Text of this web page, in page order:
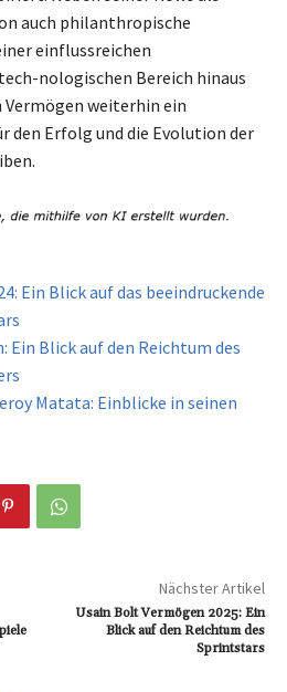
auch philanthropische
einflussreichen
nologischen Bereich hinaus
Vermögen weiterhin ein
den Erfolg und die Evolution der
Ein Blick auf das beeindruckende
Ein Blick auf den Reichtum des
Matata: Einblicke in seinen
Nächster Artikel
Usain Bolt Vermögen 2025: Ein
Blick auf den Reichtum des
Sprintstars